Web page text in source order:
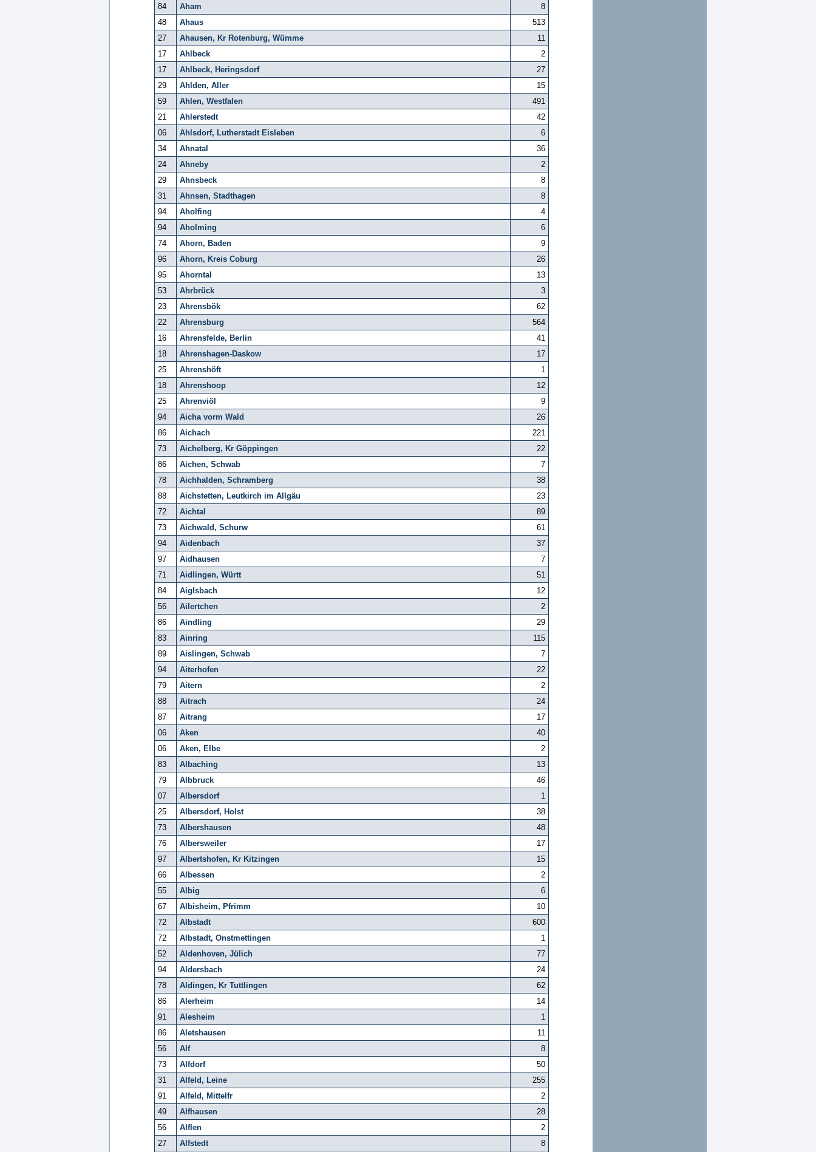
84
Aham
8
48
Ahaus
513
27
Ahausen, Kr Rotenburg, Wümme
11
17
Ahlbeck
2
17
Ahlbeck, Heringsdorf
27
29
Ahlden, Aller
15
59
Ahlen, Westfalen
491
21
Ahlerstedt
42
06
Ahlsdorf, Lutherstadt Eisleben
6
34
Ahnatal
36
24
Ahneby
2
29
Ahnsbeck
8
31
Ahnsen, Stadthagen
8
94
Aholfing
4
94
Aholming
6
74
Ahorn, Baden
9
96
Ahorn, Kreis Coburg
26
95
Ahorntal
13
53
Ahrbrück
3
23
Ahrensbök
62
22
Ahrensburg
564
16
Ahrensfelde, Berlin
41
18
Ahrenshagen-Daskow
17
25
Ahrenshöft
1
18
Ahrenshoop
12
25
Ahrenviöl
9
94
Aicha vorm Wald
26
86
Aichach
221
73
Aichelberg, Kr Göppingen
22
86
Aichen, Schwab
7
78
Aichhalden, Schramberg
38
88
Aichstetten, Leutkirch im Allgäu
23
72
Aichtal
89
73
Aichwald, Schurw
61
94
Aidenbach
37
97
Aidhausen
7
71
Aidlingen, Württ
51
84
Aiglsbach
12
56
Ailertchen
2
86
Aindling
29
83
Ainring
115
89
Aislingen, Schwab
7
94
Aiterhofen
22
79
Aitern
2
88
Aitrach
24
87
Aitrang
17
06
Aken
40
06
Aken, Elbe
2
83
Albaching
13
79
Albbruck
46
07
Albersdorf
1
25
Albersdorf, Holst
38
73
Albershausen
48
76
Albersweiler
17
97
Albertshofen, Kr Kitzingen
15
66
Albessen
2
55
Albig
6
67
Albisheim, Pfrimm
10
72
Albstadt
600
72
Albstadt, Onstmettingen
1
52
Aldenhoven, Jülich
77
94
Aldersbach
24
78
Aldingen, Kr Tuttlingen
62
86
Alerheim
14
91
Alesheim
1
86
Aletshausen
11
56
Alf
8
73
Alfdorf
50
31
Alfeld, Leine
255
91
Alfeld, Mittelfr
2
49
Alfhausen
28
56
Alflen
2
27
Alfstedt 8